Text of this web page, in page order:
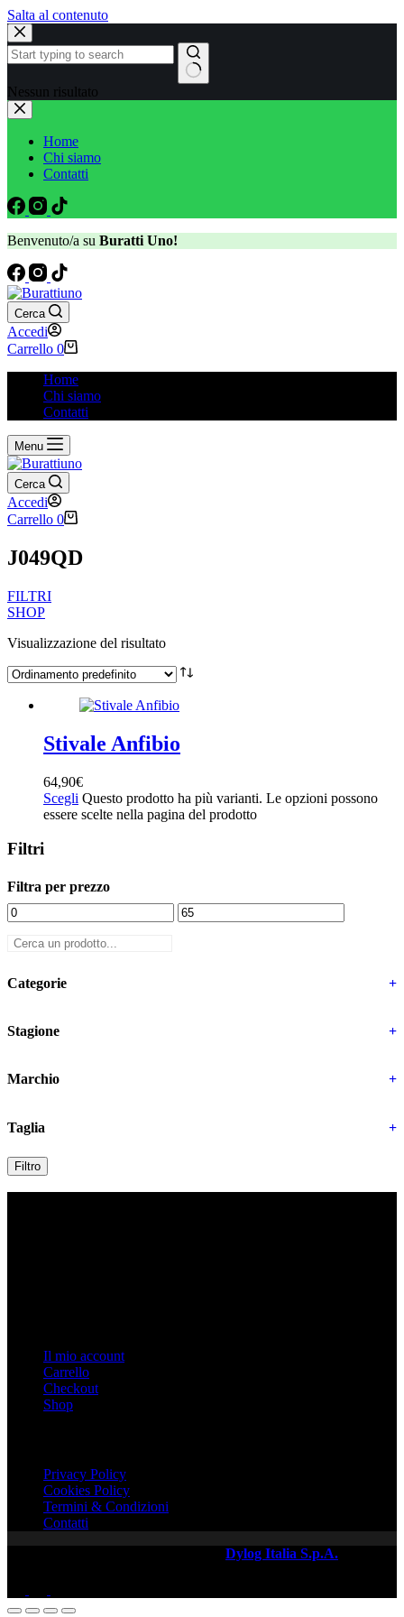
Salta al contenuto
Nessun risultato
Home
Chi siamo
Contatti
Benvenuto/a su Buratti Uno!
Cerca
Accedi
Carrello 0
Home
Chi siamo
Contatti
Menu
Cerca
Accedi
Carrello 0
J049QD
FILTRI
SHOP
Filtra per prezzo
Stagione
Filtro
Visualizzazione del risultato
Stivale Anfibio
64,90€
Scegli Questo prodotto ha più varianti. Le opzioni possono
essere scelte nella pagina del prodotto
Filtri
Filtra per prezzo
Categorie +
Stagione +
Marchio +
Taglia +
Filtro
Il mio account
Carrello
Checkout
Shop
Privacy Policy
Cookies Policy
Termini & Condizioni
Contatti
Dylog Italia S.p.A.